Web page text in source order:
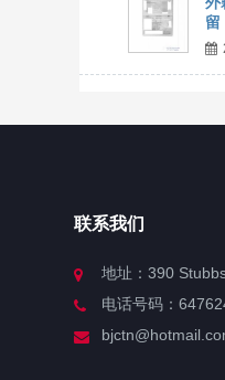
留
联系我们
地址：390
电话号码：